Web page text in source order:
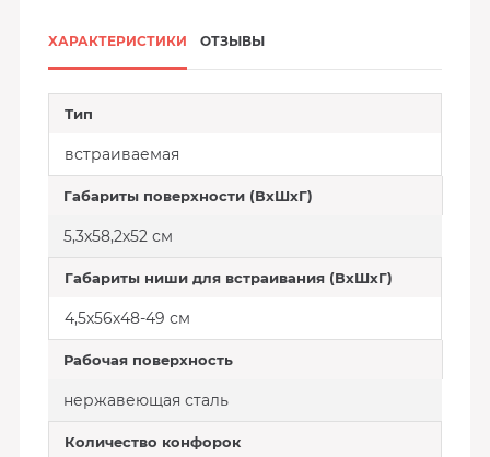
ХАРАКТЕРИСТИКИ ОТЗЫВЫ
Тип
встраиваемая
Габариты поверхности (ВхШхГ)
5,3х58,2х52 см
Габариты ниши для встраивания (ВхШхГ)
4,5х56х48-49 см
Рабочая поверхность
нержавеющая сталь
Количество конфорок